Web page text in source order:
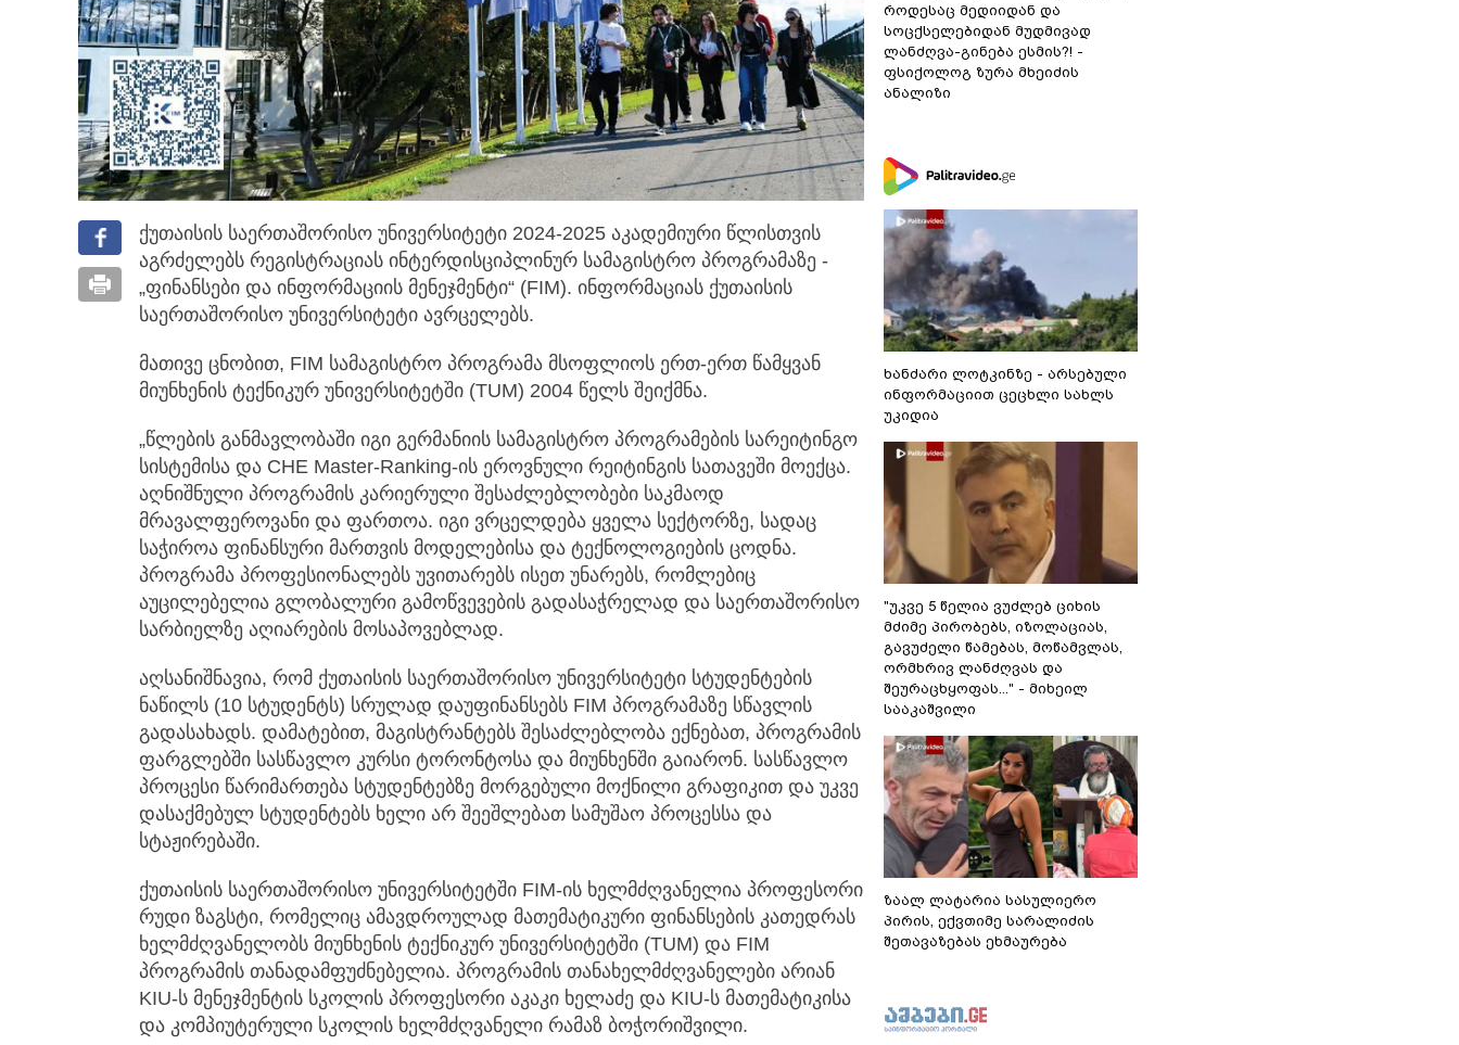
ქუთაისის საერთაშორისო უნივერსიტეტი 2024-2025 აკადემიური წლისთვის
აგრძელებს რეგისტრაციას ინტერდისციპლინურ სამაგისტრო პროგრამაზე -
„ფინანსები და ინფორმაციის მენეჯმენტი“ (FIM). ინფორმაციას ქუთაისის
საერთაშორისო უნივერსიტეტი ავრცელებს.
მათივე ცნობით, FIM სამაგისტრო პროგრამა მსოფლიოს ერთ-ერთ წამყვან
მიუნხენის ტექნიკურ უნივერსიტეტში (TUM) 2004 წელს შეიქმნა.
„წლების განმავლობაში იგი გერმანიის სამაგისტრო პროგრამების სარეიტინგო
სისტემისა და CHE Master-Ranking-ის ეროვნული რეიტინგის სათავეში მოექცა.
აღნიშნული პროგრამის კარიერული შესაძლებლობები საკმაოდ
მრავალფეროვანი და ფართოა. იგი ვრცელდება ყველა სექტორზე, სადაც
საჭიროა ფინანსური მართვის მოდელებისა და ტექნოლოგიების ცოდნა.
პროგრამა პროფესიონალებს უვითარებს ისეთ უნარებს, რომლებიც
აუცილებელია გლობალური გამოწვევების გადასაჭრელად და საერთაშორისო
სარბიელზე აღიარების მოსაპოვებლად.
აღსანიშნავია, რომ ქუთაისის საერთაშორისო უნივერსიტეტი სტუდენტების
ნაწილს (10 სტუდენტს) სრულად დაუფინანსებს FIM პროგრამაზე სწავლის
გადასახადს. დამატებით, მაგისტრანტებს შესაძლებლობა ექნებათ, პროგრამის
ფარგლებში სასწავლო კურსი ტორონტოსა და მიუნხენში გაიარონ. სასწავლო
პროცესი წარიმართება სტუდენტებზე მორგებული მოქნილი გრაფიკით და უკვე
დასაქმებულ სტუდენტებს ხელი არ შეეშლებათ სამუშაო პროცესსა და
სტაჟირებაში.
ქუთაისის საერთაშორისო უნივერსიტეტში FIM-ის ხელმძღვანელია პროფესორი
რუდი ზაგსტი, რომელიც ამავდროულად მათემატიკური ფინანსების კათედრას
ხელმძღვანელობს მიუნხენის ტექნიკურ უნივერსიტეტში (TUM) და FIM
პროგრამის თანადამფუძნებელია. პროგრამის თანახელმძღვანელები არიან
KIU-ს მენეჯმენტის სკოლის პროფესორი აკაკი ხელაძე და KIU-ს მათემატიკისა
და კომპიუტერული სკოლის ხელმძღვანელი რამაზ ბოჭორიშვილი.
როდესაც მედიიდან და
სოცქსელებიდან მუდმივად
ლანძღვა-გინება ესმის?! -
ფსიქოლოგ ზურა მხეიძის
ანალიზი
ხანძარი ლოტკინზე - არსებული
ინფორმაციით ცეცხლი სახლს
უკიდია
"უკვე 5 წელია ვუძლებ ციხის
მძიმე პირობებს, იზოლაციას,
გავუძელი წამებას, მოწამვლას,
ორმხრივ ლანძღვას და
შეურაცხყოფას..." - მიხეილ
სააკაშვილი
ზაალ ლატარია სასულიერო
პირის, ექვთიმე სარალიძის
შეთავაზებას ეხმაურება